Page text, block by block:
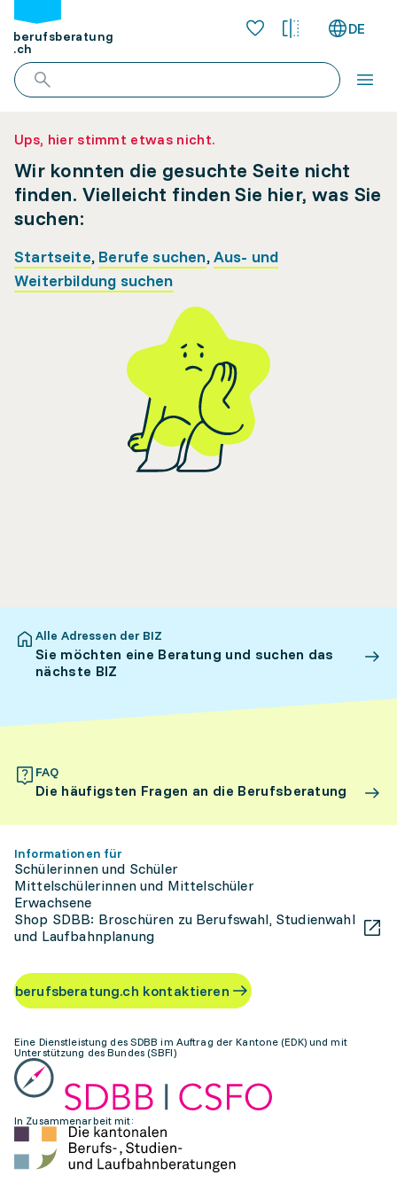
berufsberatung
.ch
DE
Ups, hier stimmt etwas nicht.
Wir konnten die gesuchte Seite nicht
finden. Vielleicht finden Sie hier, was Sie
suchen:
Startseite, Berufe suchen,Aus- und
Weiterbildung suchen
Alle Adressen der BIZ
Sie möchten eine Beratung und suchen das
nächste BIZ
FAQ
Die häufigsten Fragen an die Berufsberatung
Informationen für
Schülerinnen und Schüler
Mittelschülerinnen und Mittelschüler
Erwachsene
Shop SDBB: Broschüren zu Berufswahl, Studienwahl
und Laufbahnplanung
berufsberatung.ch kontaktieren
Eine Dienstleistung des SDBB im Auftrag der Kantone (EDK) und mit
Unterstützung des Bundes (SBFI)
In Zusammenarbeit mit: